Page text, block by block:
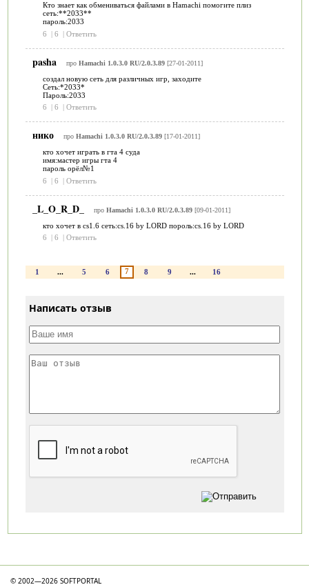
Кто знает как обмениваться файлами в Hamachi помогите плиз
сеть:**2033**
пароль:2033
6
| 6 | Ответить
pasha про Hamachi 1.0.3.0 RU/2.0.3.89[27-01-2011]
создал новую сеть для различных игр, заходите
Сеть:*2033*
Пароль:2033
6
| 6 | Ответить
нико про Hamachi 1.0.3.0 RU/2.0.3.89[17-01-2011]
кто хочет играть в гта 4 суда
имя:мастер игры гта 4
пароль орёл№1
6
| 6 | Ответить
_L_O_R_D_ про Hamachi 1.0.3.0 RU/2.0.3.89[09-01-2011]
кто хочет в cs1.6 сеть:cs.16 by LORD пороль:cs.16 by LORD
6
| 6 | Ответить
1 ... 5 6 7 8 9 ... 16
Написать отзыв
© 2002—2026 SOFTPORTAL